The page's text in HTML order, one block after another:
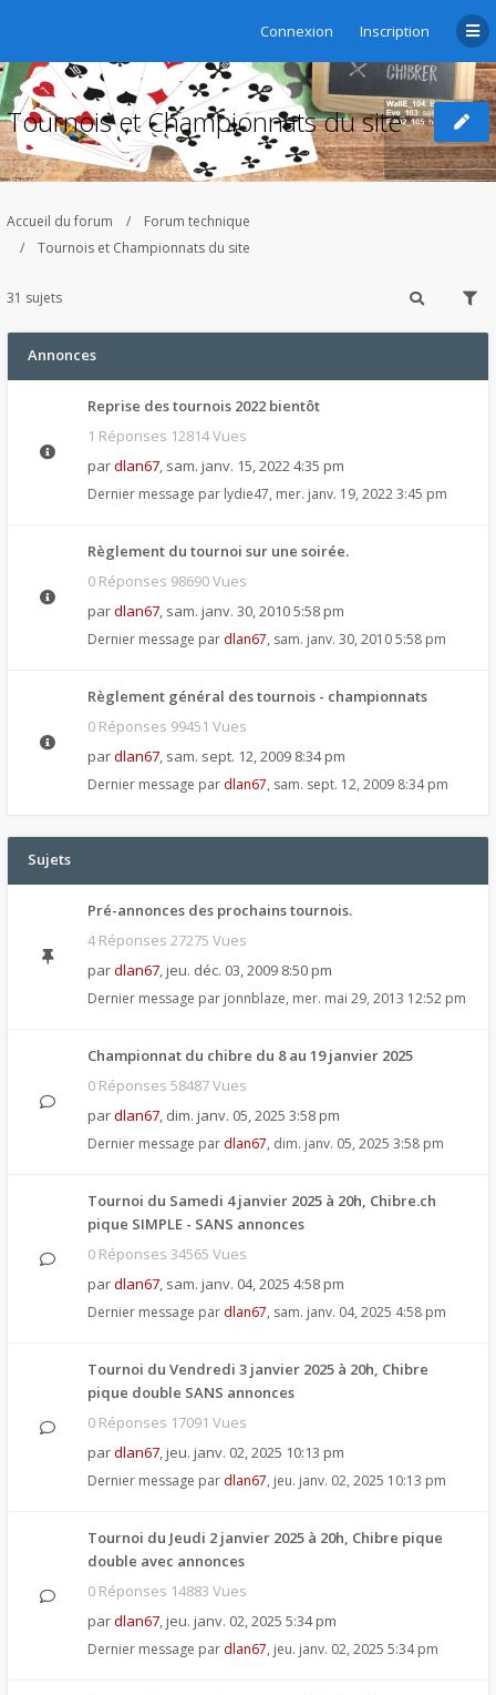
Connexion Inscription
Tournois et Championnats du site
Accueil du forum
Forum technique
Tournois et Championnats du site
31 sujets
Annonces
Reprise des tournois 2022 bientôt
1 Réponses 12814 Vues
pardlan67, sam. janv. 15, 2022 4:35 pm
Dernier message par lydie47, mer. janv. 19, 2022 3:45 pm
Règlement du tournoi sur une soirée.
0 Réponses 98690 Vues
pardlan67, sam. janv. 30, 2010 5:58 pm
Dernier message par dlan67, sam. janv. 30, 2010 5:58 pm
Règlement général des tournois - championnats
0 Réponses 99451 Vues
pardlan67, sam. sept. 12, 2009 8:34 pm
Dernier message par dlan67, sam. sept. 12, 2009 8:34 pm
Sujets
Pré-annonces des prochains tournois.
4 Réponses 27275 Vues
pardlan67, jeu. déc. 03, 2009 8:50 pm
Dernier message par jonnblaze, mer. mai 29, 2013 12:52 pm
Championnat du chibre du 8 au 19 janvier 2025
0 Réponses 58487 Vues
pardlan67, dim. janv. 05, 2025 3:58 pm
Dernier message par dlan67, dim. janv. 05, 2025 3:58 pm
Tournoi du Samedi 4 janvier 2025 à 20h, Chibre.ch
pique SIMPLE - SANS annonces
0 Réponses 34565 Vues
pardlan67, sam. janv. 04, 2025 4:58 pm
Dernier message par dlan67, sam. janv. 04, 2025 4:58 pm
Tournoi du Vendredi 3 janvier 2025 à 20h, Chibre
pique double SANS annonces
0 Réponses 17091 Vues
pardlan67, jeu. janv. 02, 2025 10:13 pm
Dernier message par dlan67, jeu. janv. 02, 2025 10:13 pm
Tournoi du Jeudi 2 janvier 2025 à 20h, Chibre pique
double avec annonces
0 Réponses 14883 Vues
pardlan67, jeu. janv. 02, 2025 5:34 pm
Dernier message par dlan67, jeu. janv. 02, 2025 5:34 pm